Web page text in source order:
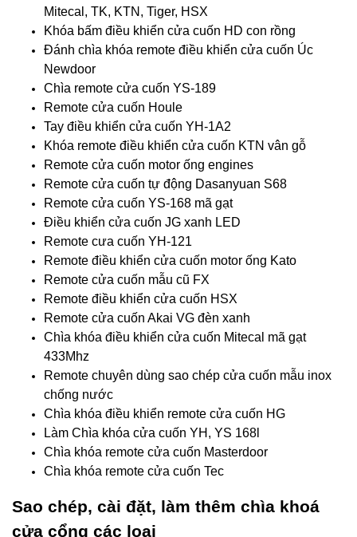
Mitecal, TK, KTN, Tiger, HSX
Khóa bấm điều khiển cửa cuốn HD con rồng
Đánh chìa khóa remote điều khiển cửa cuốn Úc
Newdoor
Chìa remote cửa cuốn YS-189
Remote cửa cuốn Houle
Tay điều khiển cửa cuốn YH-1A2
Khóa remote điều khiển cửa cuốn KTN vân gỗ
Remote cửa cuốn motor ống engines
Remote cửa cuốn tự động Dasanyuan S68
Remote cửa cuốn YS-168 mã gạt
Điều khiển cửa cuốn JG xanh LED
Remote cưa cuốn YH-121
Remote điều khiển cửa cuốn motor ống Kato
Remote cửa cuốn mẫu cũ FX
Remote điều khiển cửa cuốn HSX
Remote cửa cuốn Akai VG đèn xanh
Chìa khóa điều khiển cửa cuốn Mitecal mã gạt
433Mhz
Remote chuyên dùng sao chép cửa cuốn mẫu inox
chống nước
Chìa khóa điều khiển remote cửa cuốn HG
Làm Chìa khóa cửa cuốn YH, YS 168l
Chìa khóa remote cửa cuốn Masterdoor
Chìa khóa remote cửa cuốn Tec
Sao chép, cài đặt, làm thêm chìa khoá
cửa cổng các loại